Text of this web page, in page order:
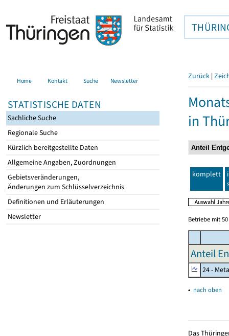
Home Kontakt Suche Newsletter
STATISTISCHE DATEN
Sachliche Suche
Regionale Suche
Kürzlich bereitgestellte Daten
Allgemeine Angaben, Zuordnungen
Gebietsveränderungen,
Änderungen zum Schlüsselverzeichnis
Definitionen und Erläuterungen
Newsletter
Zurück |
in
komplett
Betriebe mit
Anteil
24 -
▴ nach oben
Das